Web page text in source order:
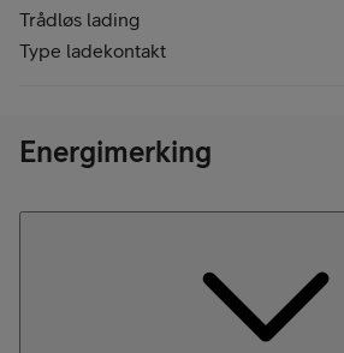
Trådløs lading
Type ladekontakt
Energimerking